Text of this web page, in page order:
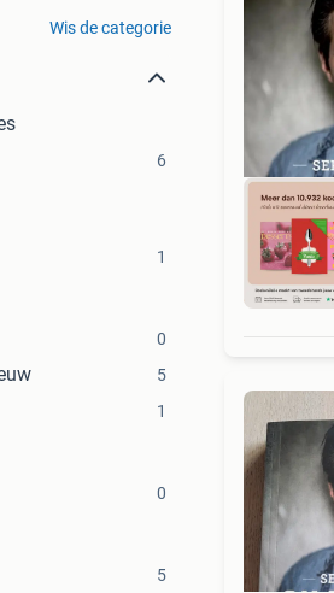
Wis de categorie
6
1
0
5
1
0
5